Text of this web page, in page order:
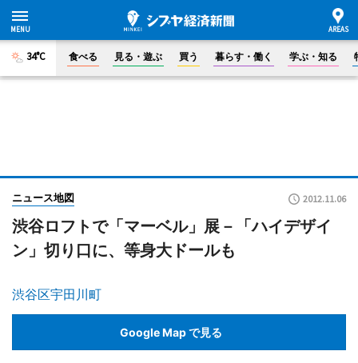
34°C 食べる 見る・遊ぶ 買う 暮らす・働く 学ぶ・知る
ニュース地図 2012.11.06
渋谷ロフトで「マーベル」展－「ハイデザイ
ン」切り口に、等身大ドールも
渋谷区宇田川町
Google Map で見る